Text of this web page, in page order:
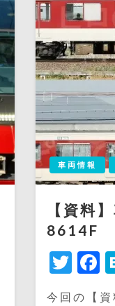
車両情報
【資料
8614F
今回の【